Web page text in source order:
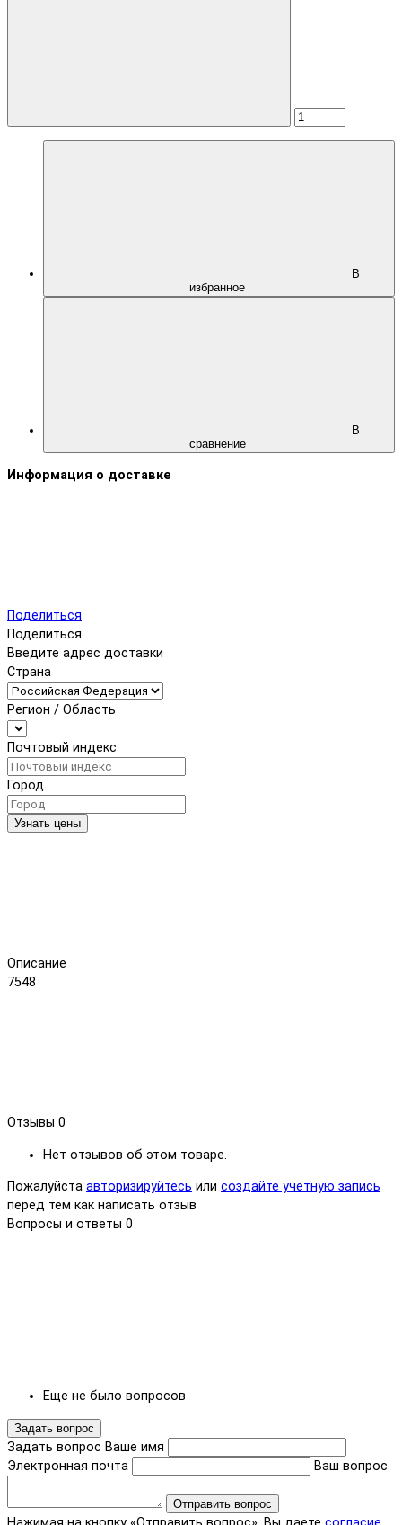
В
избранное
В
сравнение
Информация о доставке
Поделиться
Поделиться
Введите адрес доставки
Страна
Регион / Область
Почтовый индекс
Город
Узнать цены
Описание
7548
Отзывы 0
Нет отзывов об этом товаре.
Пожалуйста авторизируйтесь или создайте учетную запись
перед тем как написать отзыв
Вопросы и ответы 0
Еще не было вопросов
Задать вопрос
Задать вопрос Ваше имя
Электронная почта
Ваш вопрос
Отправить вопрос